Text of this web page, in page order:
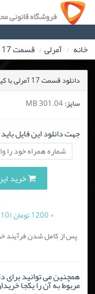
فروشگاه قانونی
خانه آمرلی قسمت 17 آمرلی
دانلود قسمت 17 آمرلی با کیفیت 480
سایز:
جهت دانلود این فایل
خرید این فایل
+ 1200 تومان (10 درصد مالیات بر ارزش افزوده)
پس از کامل شدن فرآیند
همچنین می توانید برای
مربوط به آن را یکجا